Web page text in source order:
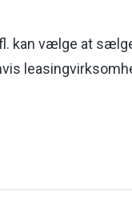
kan vælge at